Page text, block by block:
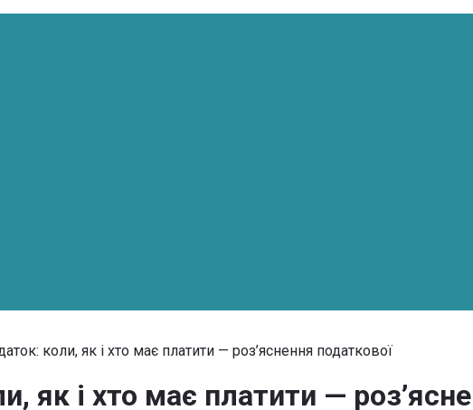
коли, як і хто має платити — роз’яснення податкової
як і хто має платити —